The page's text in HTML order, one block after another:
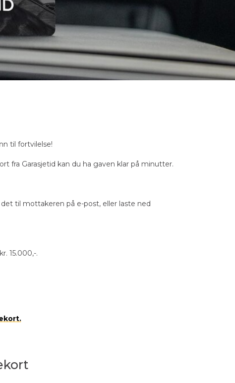
til fortvilelse!
fra Garasjetid kan du ha gaven klar på minutter.
til mottakeren på e-post, eller laste ned
15.000,-.